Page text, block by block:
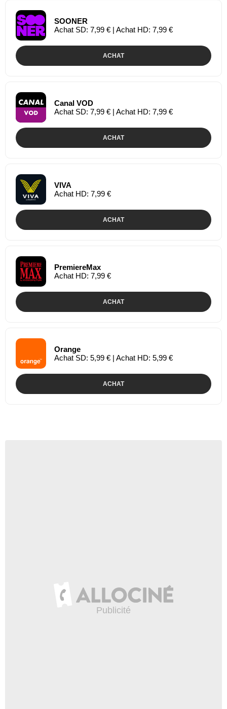
SOONER
Achat SD: 7,99 € | Achat HD: 7,99 €
ACHAT
Canal VOD
Achat SD: 7,99 € | Achat HD: 7,99 €
ACHAT
VIVA
Achat HD: 7,99 €
ACHAT
PremiereMax
Achat HD: 7,99 €
ACHAT
Orange
Achat SD: 5,99 € | Achat HD: 5,99 €
ACHAT